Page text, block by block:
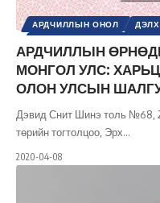
АРДЧИЛЛЫН ОНОЛ
АРДЧИЛЛЫН
МОНГОЛ УЛС:
ОЛОН УЛСЫН
Дэвид Снит Шинэ толь №68,
төрийн тогтолцоо, Эрх…
2020-04-08